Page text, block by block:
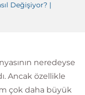
Değişiyor? |
neredeyse
Ancak özellikle
çok daha büyük